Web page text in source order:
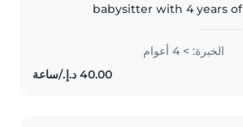
babysitter with 4 years of
preschoolers, gradeschoolers,
and teenagers. I'm comfortable
with pets and can assist with
الخبرة: > 4 أعوام